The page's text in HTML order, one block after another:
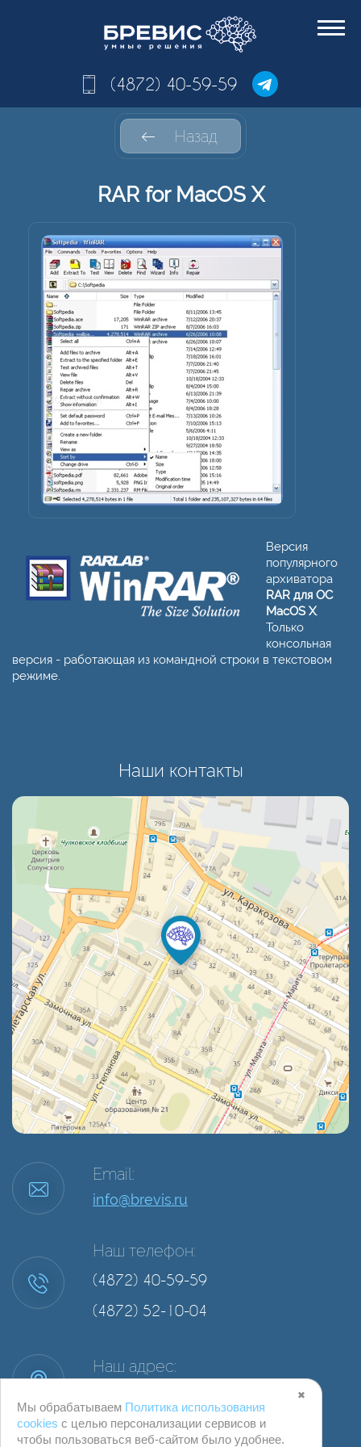
(4872) 40-59-59
Назад
RAR for MacOS X
Версия
популярного
архиватора
RAR для ОС
MacOS X.
Только
консольная
версия - работающая из командной строки в текстовом
режиме.
Наши контакты
Email:
info@brevis.ru
Наш телефон:
(4872) 40-59-59
(4872) 52-10-04
Наш адрес:
✖
Мы обрабатываем Политика использования
cookies с целью персонализации сервисов и
чтобы пользоваться веб-сайтом было удобнее.